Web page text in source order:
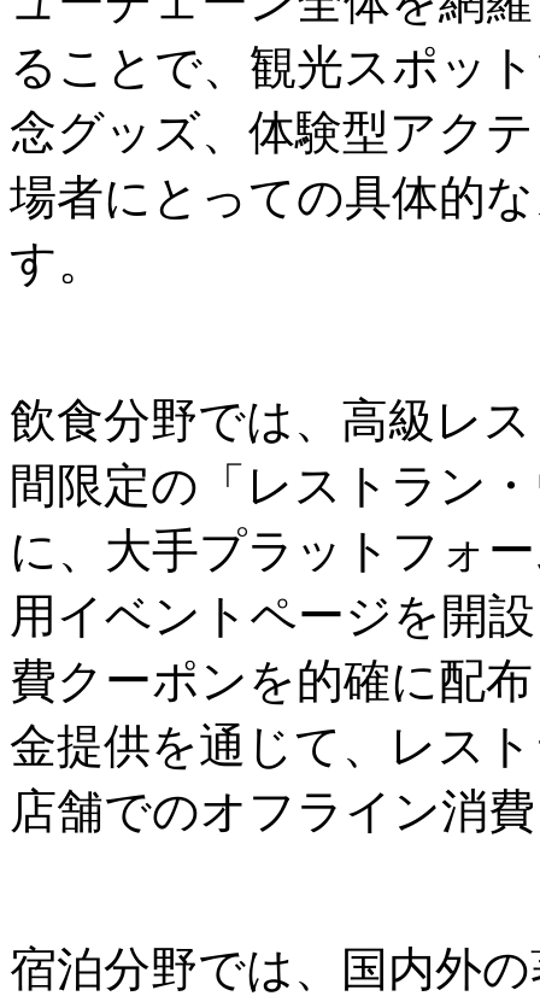
ることで、観光スポッ
念グッズ、体験型アク
場者にとっての具体的
す。
飲食分野では、高級レ
間限定の「レストラン
に、大手プラットフォ
用イベントページを開
費クーポンを的確に配
金提供を通じて、レス
店舗でのオフライン消
宿泊分野では、国内外